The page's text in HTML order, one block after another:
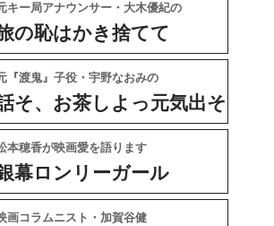
キー局アナウンサー・大木優紀の
の恥はかき捨てて
『渡鬼』子役・宇野なおみの
そ、お茶しよっ元気出そ
本穂香が映画愛を語ります
幕ロンリーガール
画コラムニスト・加賀谷健